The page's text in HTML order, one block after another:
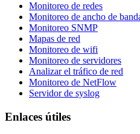
Monitoreo de redes
Monitoreo de ancho de
Monitoreo SNMP
Mapas de red
Monitoreo de wifi
Monitoreo de servidores
Analizar el tráfico de red
Monitoreo de NetFlow
Servidor de syslog
Enlaces útiles